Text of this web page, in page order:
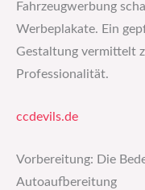
Fahrzeugwerbung
Werbeplakate. Ein
Gestaltung vermittelt
Professionalität.
ccdevils.de
Vorbereitung: Die
Autoaufbereitung